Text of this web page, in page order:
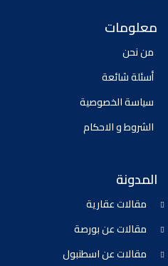
معلومات
من نحن
أسئلة شائعة
سياسة الخصوصية
الشروط و الاحكام
المدونة
مقالات عقارية
مقالات عن بورصة
مقالات عن اسطنبول